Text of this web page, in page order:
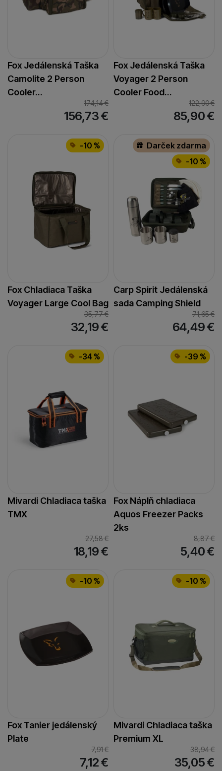
Fox Jedálenská Taška
Camolite 2 Person
Cooler…
174,14€
156,73€
Fox Jedálenská Taška
Voyager 2 Person
Cooler Food…
122,90€
85,90€
-10 %
Fox Chladiaca Taška
Voyager Large Cool Bag
35,77€
32,19€
Darček zdarma
-10 %
Carp Spirit Jedálenská
sada Camping Shield
71,65€
64,49€
-34 %
Mivardi Chladiaca taška
TMX
27,58€
18,19€
-39 %
Fox Náplň chladiaca
Aquos Freezer Packs
2ks
8,87€
5,40€
-10 %
Fox Tanier jedálenský
Plate
7,91€
7,12€
-10 %
Mivardi Chladiaca taška
Premium XL
38,94€
35,05€